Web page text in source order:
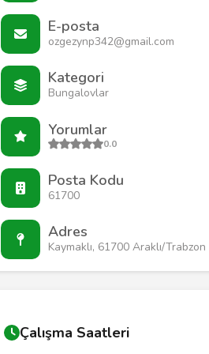
E-posta
ozgezynp342@gmail.com
Kategori
Bungalovlar
Yorumlar
0.0
Posta Kodu
61700
Adres
Kaymaklı, 61700 Araklı/Trabzon
Çalışma Saatleri